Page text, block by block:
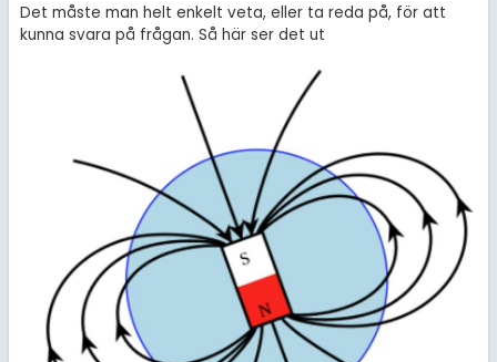
Det måste man helt enkelt veta, eller ta reda på, för att
kunna svara på frågan. Så här ser det ut